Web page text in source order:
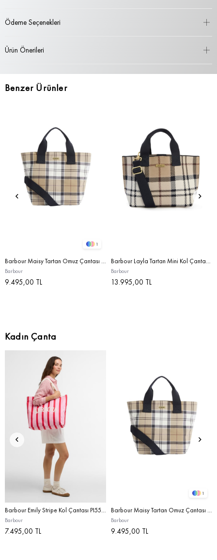
Ödeme Seçenekleri
Ürün Önerileri
Benzer Ürünler
1
Barbour Maisy Tartan Omuz Çantası BE71 Rosewood Tartan
Barbour
9.495,00 TL
Barbour Layla Tartan Mini Kol Çantası BE71 Rosewood Tartan
Barbour
13.995,00 TL
Kadın Çanta
Barbour Emily Stripe Kol Çantası PI55 Cherry Blossom
Barbour
7.495,00 TL
1
Barbour Maisy Tartan Omuz Çantası BE71 Rosewood Tartan
Barbour
9.495,00 TL